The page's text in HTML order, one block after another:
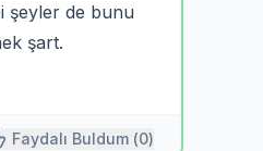
şeyler de bunu
şart.
Faydalı Buldum (0)